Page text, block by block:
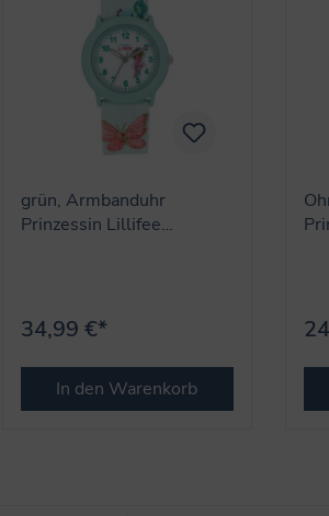
grün, Armbanduhr
Prinzessin Lillifee
34,99 €*
In den Warenkorb